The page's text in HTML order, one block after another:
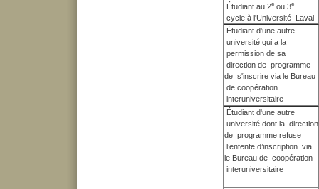
Étudiant au 2eou 3e
cycle à l'Université Laval
Étudiant d'une autre
université qui a la
permission de sa
direction de programme
de s'inscrire via le Bureau
de coopération
interuniversitaire
Étudiant d'une autre
université dont la direction
de programme refuse
l’entente d’inscription via
le Bureau de coopération
interuniversitaire